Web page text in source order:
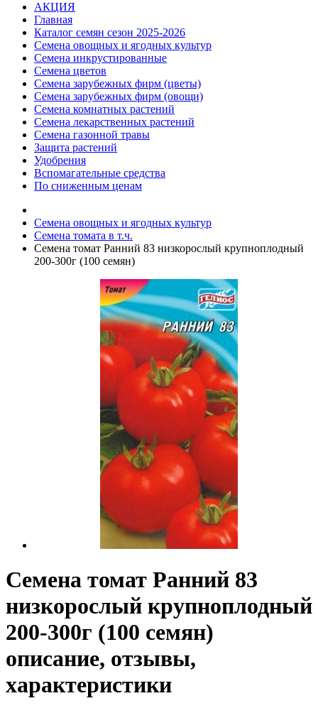
АКЦИЯ
Главная
Каталог семян сезон 2025-2026
Семена овощных и ягодных культур
Семена инкрустированные
Семена цветов
Семена зарубежных фирм (цветы)
Семена зарубежных фирм (овощи)
Семена комнатных растений
Семена лекарственных растений
Семена газонной травы
Защита растений
Удобрения
Вспомагательные средства
По сниженным ценам
Семена овощных и ягодных культур
Семена томата в т.ч.
Семена томат Ранний 83 низкорослый крупноплодный
200-300г (100 семян)
Семена томат Ранний 83
низкорослый крупноплодный
200-300г (100 семян)
описание, отзывы,
характеристики